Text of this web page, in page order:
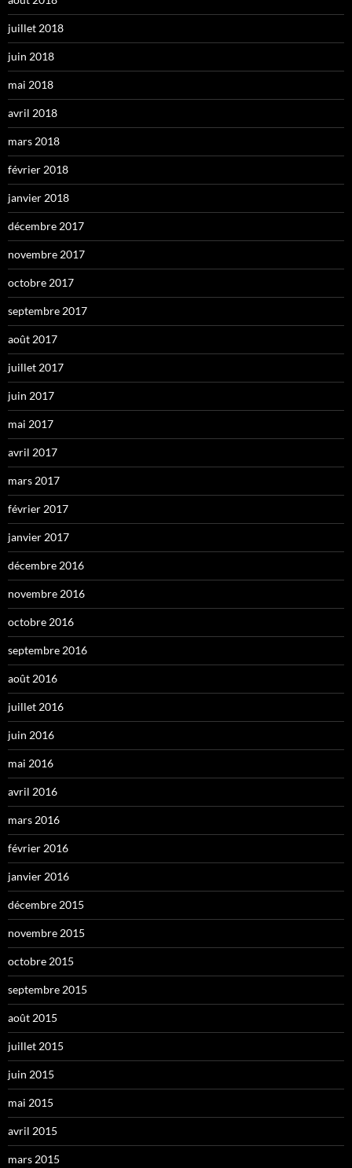
juillet 2018
juin 2018
mai 2018
avril 2018
mars 2018
février 2018
janvier 2018
décembre 2017
novembre 2017
octobre 2017
septembre 2017
août 2017
juillet 2017
juin 2017
mai 2017
avril 2017
mars 2017
février 2017
janvier 2017
décembre 2016
novembre 2016
octobre 2016
septembre 2016
août 2016
juillet 2016
juin 2016
mai 2016
avril 2016
mars 2016
février 2016
janvier 2016
décembre 2015
novembre 2015
octobre 2015
septembre 2015
août 2015
juillet 2015
juin 2015
mai 2015
avril 2015
mars 2015